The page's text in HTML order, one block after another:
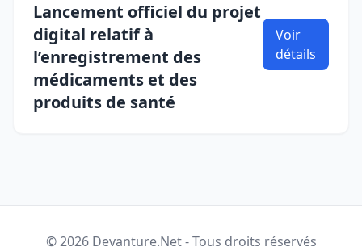
Lancement officiel du projet
digital relatif à
l’enregistrement des
médicaments et des
produits de santé
Voir
détails
© 2026 Devanture.Net - Tous droits réservés